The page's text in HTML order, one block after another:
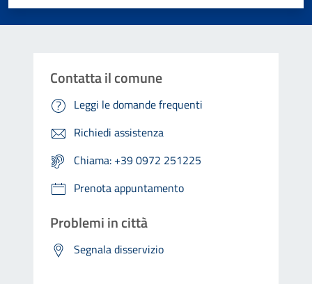
Contatta il comune
Leggi le domande frequenti
Richiedi assistenza
Chiama: +39 0972 251225
Prenota appuntamento
Problemi in città
Segnala disservizio